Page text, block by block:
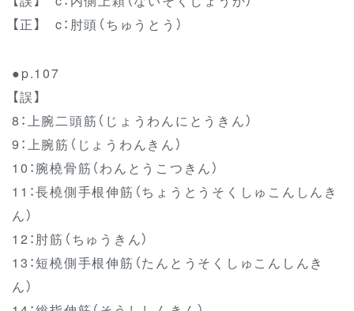
【正】 c：肘頭（ちゅうとう）
●p.107
【誤】
8：上腕二頭筋（じょうわんにとうきん）
9：上腕筋（じょうわんきん）
10：腕橈骨筋（わんとうこつきん）
11：長橈側手根伸筋（ちょうとうそくしゅこんしんき
ん）
12：肘筋（ちゅうきん）
13：短橈側手根伸筋（たんとうそくしゅこんしんき
ん）